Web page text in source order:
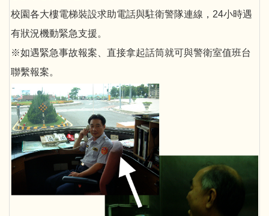
校園各大樓電梯裝設求助電話與駐衛警隊連線，24小時遇
有狀況機動緊急支援。
※如遇緊急事故報案、直接拿起話筒就可與警衛室值班台
聯繫報案。